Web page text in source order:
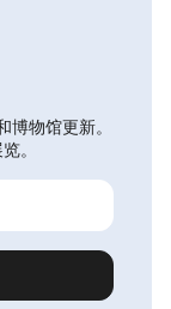
物馆更新。
。